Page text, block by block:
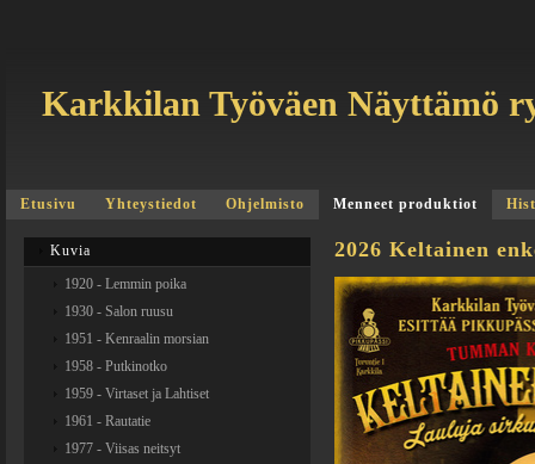
Karkkilan Työväen Näyttämö
Etusivu Yhteystiedot Ohjelmisto Menneet produktiot
2026 Keltainen
Kuvia
1920 - Lemmin poika
1930 - Salon ruusu
1951 - Kenraalin morsian
1958 - Putkinotko
1959 - Virtaset ja Lahtiset
1961 - Rautatie
1977 - Viisas neitsyt